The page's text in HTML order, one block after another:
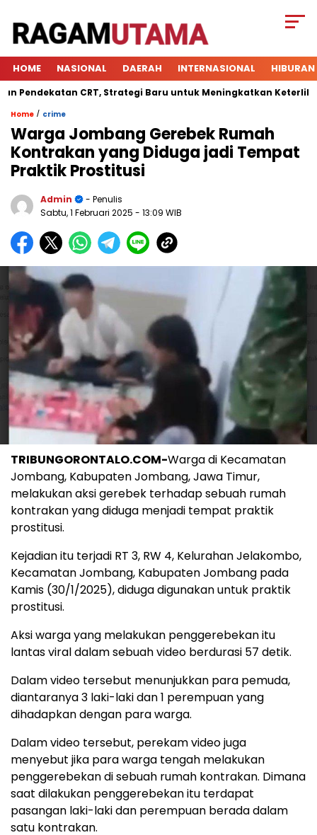
HOME NASIONAL DAERAH INTERNASIONAL HIBURAN
CRT, Strategi Baru untuk Meningkatkan Keterlibatan
Home / crime
Warga Jombang Gerebek Rumah
Kontrakan yang Diduga jadi Tempat
Praktik Prostitusi
Admin
- Penulis
Sabtu, 1 Februari 2025 - 13:09 WIB
TRIBUNGORONTALO.COM-Warga di Kecamatan
Jombang, Kabupaten Jombang, Jawa Timur,
melakukan aksi gerebek terhadap sebuah rumah
kontrakan yang diduga menjadi tempat praktik
prostitusi.
Kejadian itu terjadi RT 3, RW 4, Kelurahan Jelakombo,
Kecamatan Jombang, Kabupaten Jombang pada
Kamis (30/1/2025), diduga digunakan untuk praktik
prostitusi.
Aksi warga yang melakukan penggerebekan itu
lantas viral dalam sebuah video berdurasi 57 detik.
Dalam video tersebut menunjukkan para pemuda,
diantaranya 3 laki-laki dan 1 perempuan yang
dihadapkan dengan para warga.
Dalam video tersebut, perekam video juga
menyebut jika para warga tengah melakukan
penggerebekan di sebuah rumah kontrakan. Dimana
saat dilakukan penggerebekan itu terdapat
pasangan laki-laki dan perempuan berada dalam
satu kontrakan.